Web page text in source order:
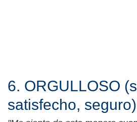
6. ORGULLOSO
satisfecho, seguro)